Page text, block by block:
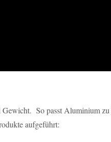
So passt Aluminium
aufgeführt: